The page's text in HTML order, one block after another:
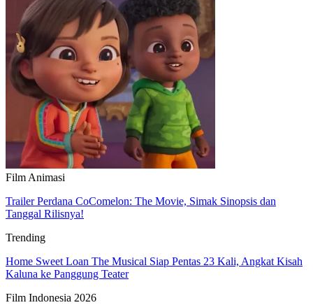
Film Animasi
Trailer Perdana CoComelon: The Movie, Simak Sinopsis dan
Tanggal Rilisnya!
Trending
Home Sweet Loan The Musical Siap Pentas 23 Kali, Angkat Kisah
Kaluna ke Panggung Teater
Film Indonesia 2026